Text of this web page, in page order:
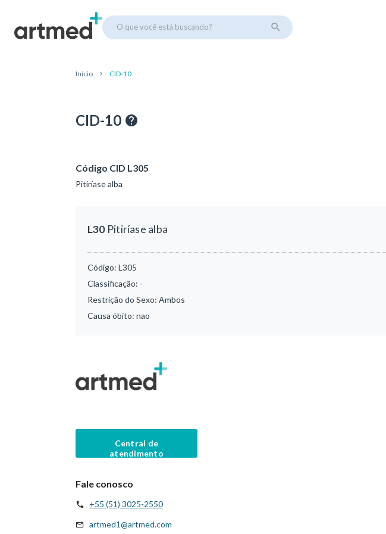
O que você está buscando?
Início CID-10
CID-10
Código CID L305
Pitiríase alba
L30Pitiríase alba
Código: L305
Classificação: -
Restrição do Sexo: Ambos
Causa óbito: nao
Central de
atendimento
Fale conosco
+55 (51) 3025-2550
artmed1@artmed.com